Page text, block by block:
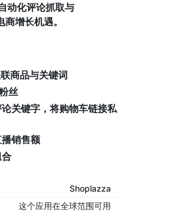
动化评论抓取与
增长机遇。
商品与关键词
丝
关键字，将购物车链接私
销售额
Shoplazza
这个应用在全球范围可用